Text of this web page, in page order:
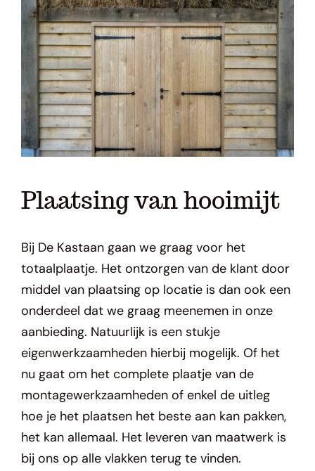
Plaatsing van hooimijt
Bij De Kastaan gaan we graag voor het
totaalplaatje. Het ontzorgen van de klant door
middel van plaatsing op locatie is dan ook een
onderdeel dat we graag meenemen in onze
aanbieding. Natuurlijk is een stukje
eigenwerkzaamheden hierbij mogelijk. Of het
nu gaat om het complete plaatje van de
montagewerkzaamheden of enkel de uitleg
hoe je het plaatsen het beste aan kan pakken,
het kan allemaal. Het leveren van maatwerk is
bij ons op alle vlakken terug te vinden.